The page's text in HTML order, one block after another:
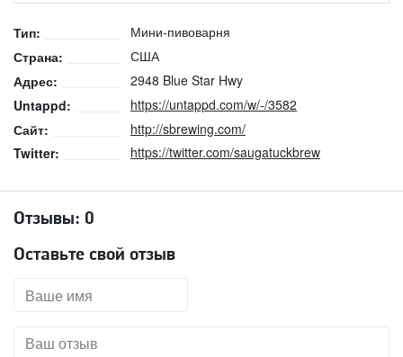
Тип:
Мини-пивоварня
Страна:
США
Адрес:
2948 Blue Star Hwy
Untappd:
https://untappd.com/w/-/3582
Сайт:
http://sbrewing.com/
Twitter:
https://twitter.com/saugatuckbrew
Отзывы: 0
Оставьте свой отзыв